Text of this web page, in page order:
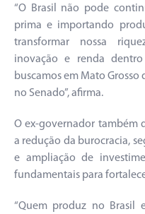
“O Brasil não pode
prima e importando
transformar nossa
inovação e renda
buscamos em Mato
no Senado”, afirma.
O ex-governador também
a redução da burocracia,
e ampliação de
fundamentais para
“Quem produz no Brasil